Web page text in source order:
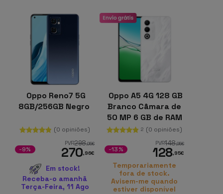
Oppo Reno7 5G
8GB/256GB Negro
(0 opiniões)
PVR298,05€
270,96€
-9%
Em stock!
Receba-o amanhã
Terça-Feira, 11 Ago
Oppo A5 4G 128 GB
Branco Câmara de
50 MP 6 GB de RAM
Carregamento
SUPERVOOC
2 (0 opiniões)
PVR148,95€
128,95€
-13%
Temporariamente
fora de stock.
Avisem-me quando
estiver disponível